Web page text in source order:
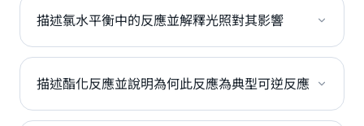
描述氯水平衡中的反應並解釋光照對其影響
描述酯化反應並說明為何此反應為典型可逆反應